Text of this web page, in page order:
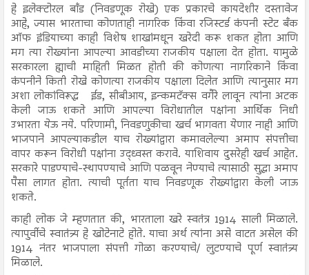
हे इलेक्टोरल बाँड (निवडणूक रोखे) एक प्रकारचे कायदेशीर दस्तावेज
आहे, ज्यास भारताचा कोणताही नागरिक किंवा रजिस्टर्ड कंपनी स्टेट बँक
ऑफ इंडियाच्या काही विशेष शाखांमधून खरेदी करू शकत होता आणि
मग त्या रोख्यांना आपल्या आवडीच्या राजकीय पक्षाला देत होता. यामुळे
सरकारला ह्याची माहिती मिळत होती की कोणत्या नागरिकाने किंवा
कंपनीने किती रोखे कोणत्या राजकीय पक्षाला दिलेत आणि त्यानुसार मग
अशा लोकांविरूद्ध ईड, सीबीआय, इन्कमटॅक्स वगैरे लावून त्यांना अटक
केली जाऊ शकते आणि आपल्या विरोधातील पक्षांना आर्थिक निधी
उभारता येऊ नये. परिणामी, निवडणुकीचा खर्च भागवता येणार नाही आणि
भाजपाने आपल्याकडील याच रोख्यांद्वारा कमावलेल्या अमाप संपत्तीचा
वापर करून विरोधी पक्षांना उद्ध्वस्त करावे. याशिवाय दुसरेही खर्च आहेत.
सरकारे पाडण्याचे-स्थापण्याचे आणि पळवून नेण्याचे त्यासाठी सुद्धा अमाप
पैसा लागत होता. त्याची पूर्तता याच निवडणूक रोख्यांद्वारा केली जाऊ
शकते.
काही लोक जे म्हणतात की, भारताला खरे स्वतंत्र 1914 साली मिळाले.
त्यापुर्वीचे स्वातंत्र्य हे खोटेनाटे होते. याचा अर्थ त्यांना असे वाटत असेल की
1914 नंतर भाजपाला संपत्ती गोळा करण्याचे/ लुटण्याचे पूर्ण स्वातंत्र्य
मिळाले.